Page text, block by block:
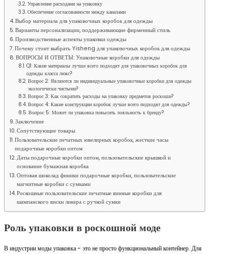
Управление расходами на упаковку
Обеспечение согласованности между каналами
Выбор материала для упаковочных коробок для одежды
Варианты персонализации, поддерживающие фирменный стиль
Производственные аспекты упаковки одежды
Почему стоит выбрать Yisheng для упаковочных коробок для одежды
ВОПРОСЫ И ОТВЕТЫ: Упаковочные коробки для одежды
Q1: Какие материалы лучше всего подходят для упаковочных коробок для
одежды класса люкс?
Вопрос 2: Являются ли индивидуальные упаковочные коробки для одежды
экологически чистыми?
Вопрос 3: Как сократить расходы на упаковку предметов роскоши?
Вопрос 4: Какие конструкции коробок лучше всего подходят для одежды?
Вопрос 5: Может ли упаковка повысить лояльность к бренду?
Заключение
Сопутствующие товары
Пользовательские печатных ювелирных коробок, жесткие часы
подарочные коробки оптом
Даты подарочные коробки оптом, пользовательские крышкой и
основание бумажная коробка
Оптовая шоколад финики подарочные коробки, пользовательские
магнитные коробки с сумками
Роскошные пользовательские печатные винные коробки для
шампанского виски ликера с ручкой сумки
Роль упаковки в роскошной моде
В индустрии моды упаковка - это не просто функциональный контейнер. Для